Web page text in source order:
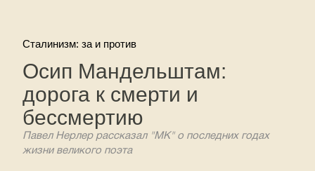
Сталинизм: за и против
Осип Мандельштам:
дорога к смерти и
бессмертию
Павел Нерлер рассказал "МК" о последних годах
жизни великого поэта